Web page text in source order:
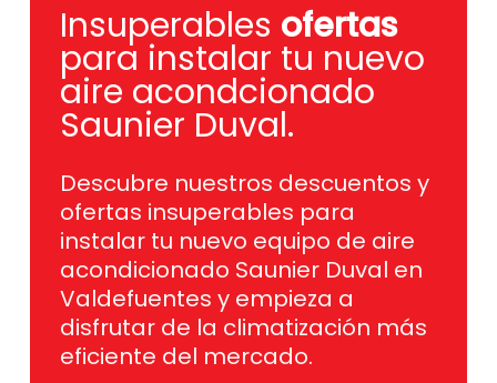
Insuperables ofertas
para instalar tu nuevo
aire acondcionado
Saunier Duval.
Descubre nuestros descuentos y
ofertas insuperables para
instalar tu nuevo equipo de aire
acondicionado Saunier Duval en
Valdefuentes y empieza a
disfrutar de la climatización más
eficiente del mercado.